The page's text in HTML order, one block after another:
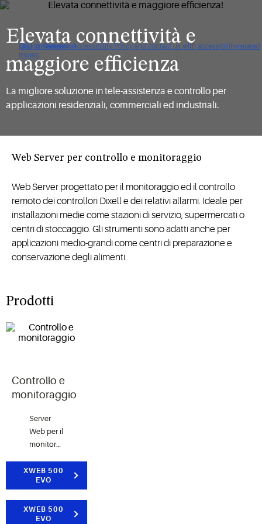
Click to view our Accessibility Policy and contact us with accessibility-related
issues
Skip to Navigation
Skip to Content
Skip to Search
Elevata connettività e
maggiore efficienza
La migliore soluzione in tele-assistenza e controllo per
applicazioni residenziali, commerciali ed industriali.
Web Server per controllo e monitoraggio
Web Server progettato per il monitoraggio ed il controllo
remoto dei controllori Dixell e dei relativi allarmi. Ideale per
installazioni medie come stazioni di servizio, supermercati o
centri di stoccaggio. Gli strumenti sono adatti anche per
applicazioni medio-grandi come centri di preparazione e
conservazione degli alimenti.
Prodotti
Controllo e
monitoraggio
Server
Web per il
monitoraggio
controllo
con la
di
collegare
XWEB 500
EVO
XWEB 500
EVO